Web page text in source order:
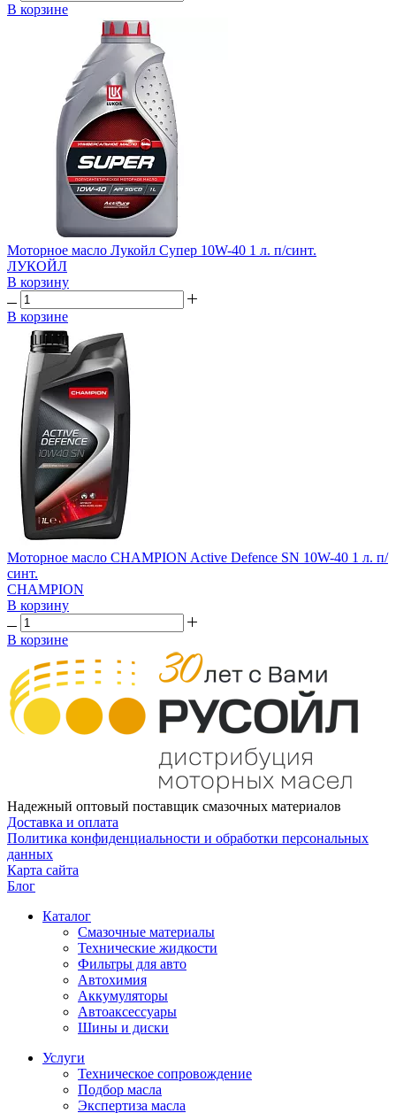
В корзине
Моторное масло Лукойл Супер 10W-40 1 л. п/синт.
ЛУКОЙЛ
В корзину
В корзине
Моторное масло CHAMPION Active Defence SN 10W-40 1 л. п/
синт.
CHAMPION
В корзину
В корзине
Надежный оптовый поставщик смазочных материалов
Доставка и оплата
Политика конфиденциальности и обработки персональных
данных
Карта сайта
Блог
Каталог
Смазочные материалы
Технические жидкости
Фильтры для авто
Автохимия
Аккумуляторы
Автоаксессуары
Шины и диски
Услуги
Техническое сопровождение
Подбор масла
Экспертиза масла